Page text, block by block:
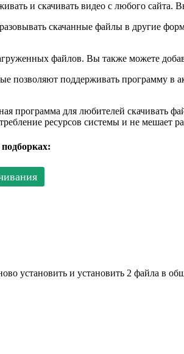
и скачивать видео с любого сайта.
скачанные файлы в другие
файлов. Вы также можете
позволяют поддерживать программу в
программа для любителей скачивать
ресурсов системы и не мешает
установить и установить 2 файла в